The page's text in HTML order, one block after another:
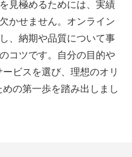
見極めるためには、実績
かせません。オンライン
、納期や品質について事
コツです。自分の目的や
ビスを選び、理想のオリ
の第一歩を踏み出しまし